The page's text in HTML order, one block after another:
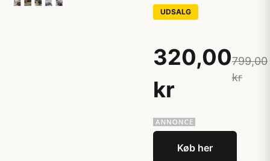
UDSALG
320,00
kr
799,00
kr
Køb her